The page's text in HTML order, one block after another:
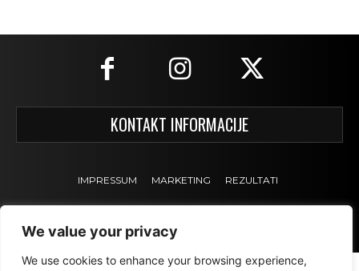
We value your privacy
We use cookies to enhance your browsing experience,
KONTAKT INFORMACIJE
IMPRESSUM MARKETING REZULTATI